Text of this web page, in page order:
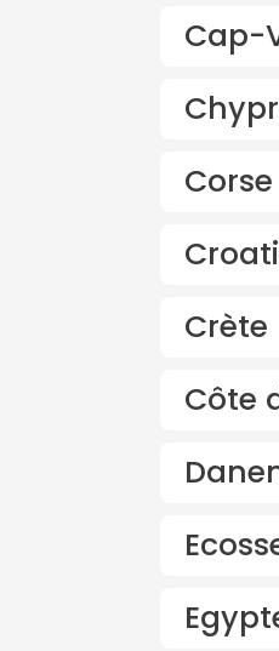
Cap-
Corse
Crète
Côte